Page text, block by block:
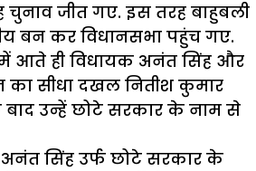
चुनाव जीत गए. इस तरह बाहुबली
बन कर विधानसभा पहुंच गए.
में आते ही विधायक अनंत सिंह और
सीधा दखल नितीश कुमार
उन्हें छोटे सरकार के नाम से
अनंत सिंह उर्फ छोटे सरकार के